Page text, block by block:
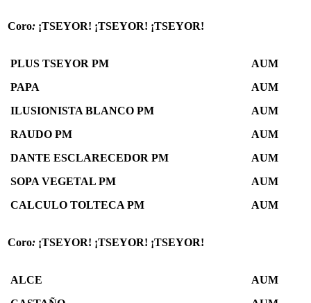
Coro: ¡TSEYOR! ¡TSEYOR! ¡TSEYOR!
PLUS TSEYOR PM
PAPA
ILUSIONISTA BLANCO PM
RAUDO PM
DANTE ESCLARECEDOR PM
SOPA VEGETAL PM
CALCULO TOLTECA PM
AUM
AUM
AUM
AUM
AUM
AUM
AUM
Coro: ¡TSEYOR! ¡TSEYOR! ¡TSEYOR!
ALCE
AUM